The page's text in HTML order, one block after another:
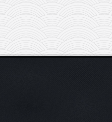
перелеты
из
Москвы
+
ночей